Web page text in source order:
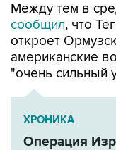
Между тем в
сообщил, что
откроет
американские
"очень сильный
ХРОНИКА
Операция